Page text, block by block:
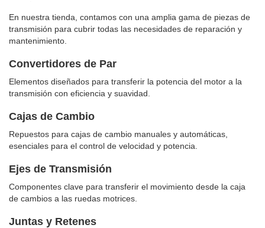
En nuestra tienda, contamos con una amplia gama de piezas de
transmisión para cubrir todas las necesidades de reparación y
mantenimiento.
Convertidores de Par
Elementos diseñados para transferir la potencia del motor a la
transmisión con eficiencia y suavidad.
Cajas de Cambio
Repuestos para cajas de cambio manuales y automáticas,
esenciales para el control de velocidad y potencia.
Ejes de Transmisión
Componentes clave para transferir el movimiento desde la caja
de cambios a las ruedas motrices.
Juntas y Retenes